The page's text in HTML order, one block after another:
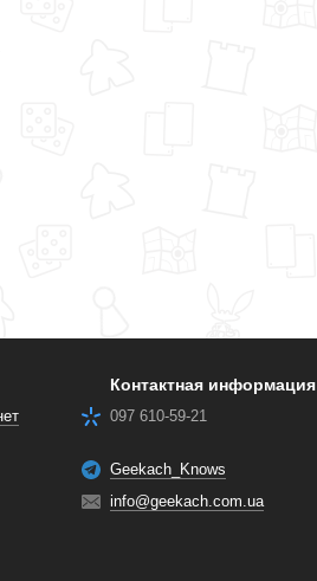
Контактная информация
097 610-59-21
Geekach_Knows
info@geekach.com.ua